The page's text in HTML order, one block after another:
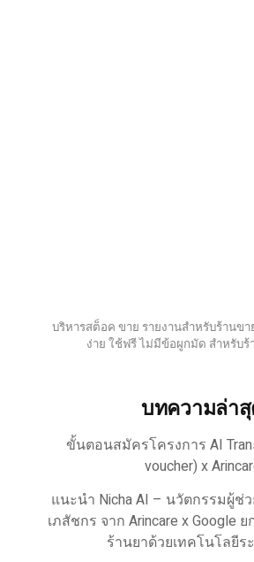
บริหารสต็อค ขาย รายงานสำหรับร้านข
ง่าย ใช้ฟรี ไม่มีข้อผูกมัด สำหรับร้
บทความล่า
ขั้นตอนสมัครโครงการ AI
voucher) x
แนะนำ Nicha AI – นวัตกรรมผู้ช่
เภสัชกร จาก Arincare x Google
ร้านยาด้วยเทคโนโลยีร